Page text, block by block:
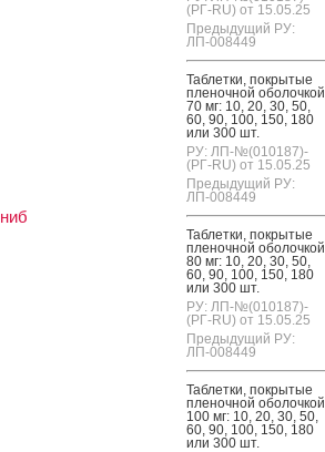
(РГ-RU) от 15.05.25
Предыдущий РУ:
ЛП-008449
Таб­летки, пок­ры­тые
пле­ноч­ной обо­лоч­кой
70 мг: 10, 20, 30, 50,
60, 90, 100, 150, 180
или 300 шт.
РУ: ЛП-№(010187)-
(РГ-RU) от 15.05.25
Предыдущий РУ:
ЛП-008449
Таб­летки, пок­ры­тые
пле­ноч­ной обо­лоч­кой
80 мг: 10, 20, 30, 50,
60, 90, 100, 150, 180
или 300 шт.
РУ: ЛП-№(010187)-
(РГ-RU) от 15.05.25
Предыдущий РУ:
ЛП-008449
Таб­летки, пок­ры­тые
пле­ноч­ной обо­лоч­кой
100 мг: 10, 20, 30, 50,
60, 90, 100, 150, 180
или 300 шт.